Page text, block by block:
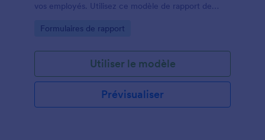
vos employés. Utilisez ce modèle de rapport de
hebdomadaires, le nombre d'appels de recrutement
possédez une agence de recrutement, ce modèle
de rapport de recrutement facilitera le processus de
rapport. Clonez ce modèle de rapport de
recrutement, modifiez-le en fonction de vos besoins
et affectez quelqu'un pour soumettre un rapport
Go to Category:
Formulaires de rapport
Utiliser le modèle
Prévisualiser